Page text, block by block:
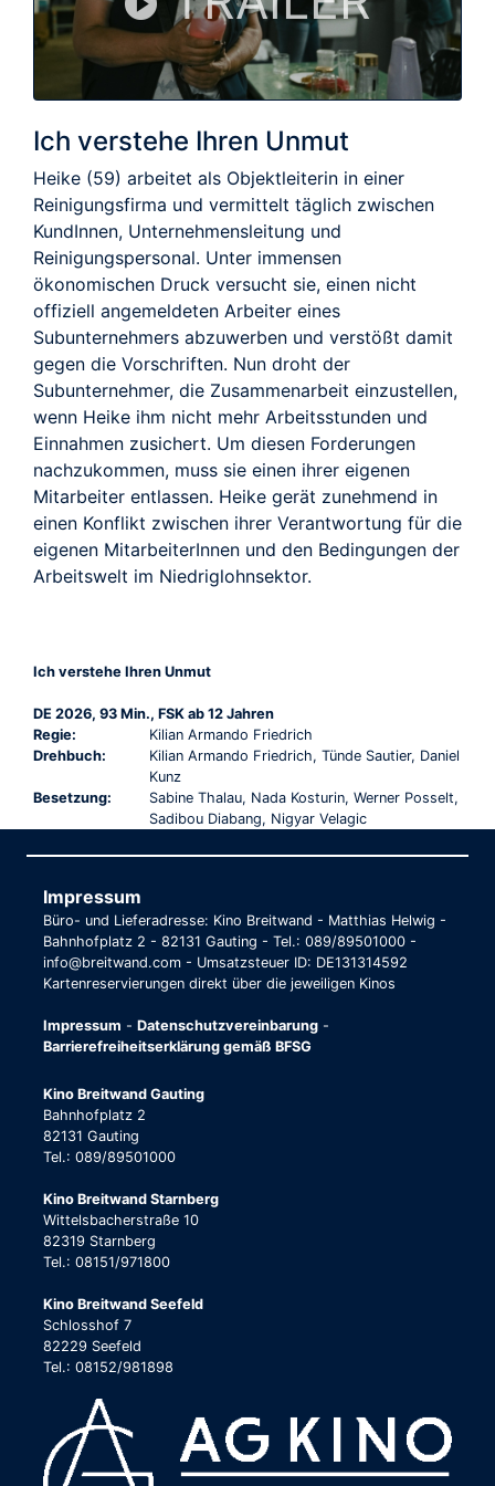
Ich verstehe Ihren Unmut
Heike (59) arbeitet als Objektleiterin in einer
Reinigungsfirma und vermittelt täglich zwischen
KundInnen, Unternehmensleitung und
Reinigungspersonal. Unter immensen
ökonomischen Druck versucht sie, einen nicht
offiziell angemeldeten Arbeiter eines
Subunternehmers abzuwerben und verstößt damit
gegen die Vorschriften. Nun droht der
Subunternehmer, die Zusammenarbeit einzustellen,
wenn Heike ihm nicht mehr Arbeitsstunden und
Einnahmen zusichert. Um diesen Forderungen
nachzukommen, muss sie einen ihrer eigenen
Mitarbeiter entlassen. Heike gerät zunehmend in
einen Konflikt zwischen ihrer Verantwortung für die
eigenen MitarbeiterInnen und den Bedingungen der
Arbeitswelt im Niedriglohnsektor.
Ich verstehe Ihren Unmut
DE 2026, 93 Min., FSK ab 12 Jahren
Regie:
Kilian Armando Friedrich
Drehbuch:
Kilian Armando Friedrich, Tünde Sautier, Daniel
Kunz
Besetzung:
Sabine Thalau, Nada Kosturin, Werner Posselt,
Sadibou Diabang, Nigyar Velagic
Impressum
Büro- und Lieferadresse: Kino Breitwand - Matthias Helwig -
Bahnhofplatz 2 - 82131 Gauting - Tel.: 089/89501000 -
info@breitwand.com - Umsatzsteuer ID: DE131314592
Kartenreservierungen direkt über die jeweiligen Kinos
Impressum - Datenschutzvereinbarung -
Barrierefreiheitserklärung gemäß BFSG
Kino Breitwand Gauting
Bahnhofplatz 2
82131 Gauting
Tel.: 089/89501000
Kino Breitwand Starnberg
Wittelsbacherstraße 10
82319 Starnberg
Tel.: 08151/971800
Kino Breitwand Seefeld
Schlosshof 7
82229 Seefeld
Tel.: 08152/981898